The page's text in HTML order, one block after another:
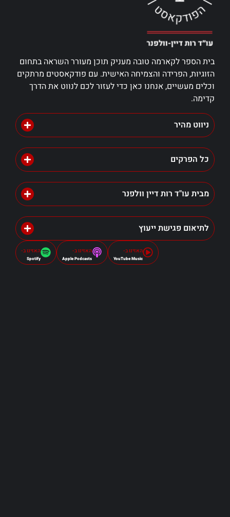
בית הספר לקארמה טובה מעניק תוכן מעורר השראה בתחום
הזוגיות, הפרידה והצמיחה האישית. עם פודקאסטים מרתקים
וכלים מעשיים, אנחנו כאן כדי לעזור לכם לנווט את הדרך
קדימה.
ניווט מהיר
כל הפרקים
מבית עו"ד רות דיין וולפנר
לתיאום פגישת ייעוץ
האזינו ב-
Spotify
האזינו ב-
Apple Podcasts
האזינו ב-
YouTube Music